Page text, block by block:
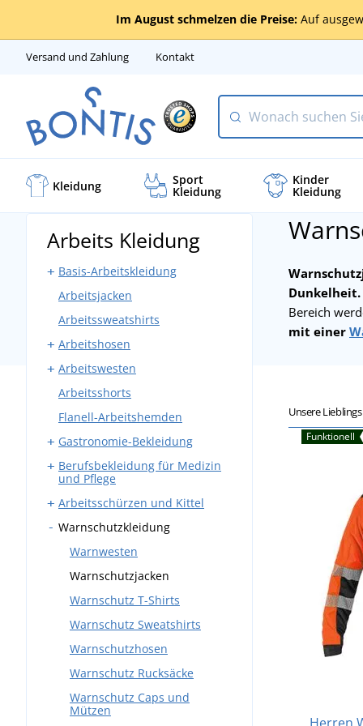
Im August schmelzen die Preise: Auf
Versand und Zahlung Kontakt
Kleidung Sport
Kleidung
Kinder
Kleidung
Dunkelheit.
Bereich
mit einer
Arbeits Kleidung
Basis-Arbeitskleidung
Arbeitshosen mit Latz
Arbeitshosen ohne Latz
Bundjacken
Arbeitskleidung Sets
Overalls
Winter-Arbeitskleidung
Arbeitsjacken
Arbeitssweatshirts
Arbeitshosen
Bundhosen
Latzhosen
Arbeitswesten
Westen mit Taschen
Winter-Arbeitswesten
Arbeitsshorts
Flanell-Arbeitshemden
Gastronomie-Bekleidung
Arbeitshosen
Schürzen
Mäntel
Hemden und Blusen
Kochjacken
Kochmützen
Westen und Sweatshirts
Krawatten
Berufsbekleidung für Medizin
und Pflege
Kasacks
Medizinische Kittel
Medizinische Hosen
Westen und Sweatshirts
Arbeitsschürzen und Kittel
Schmiedeschürzen
Schweißerschürzen
Warnschutzkleidung
Warnwesten
Warnschutzjacken
Warnschutz T-Shirts
Warnschutz Sweatshirts
Warnschutzhosen
Warnschutz Rucksäcke
Warnschutz Caps und
Mützen
Unsere
Funktionell